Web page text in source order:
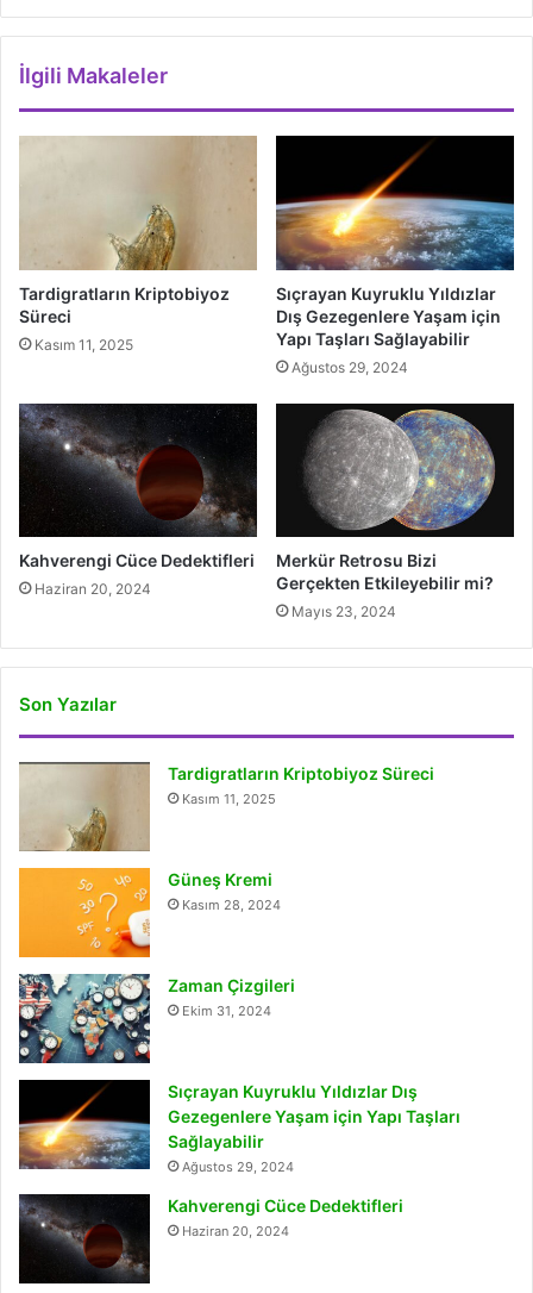
İlgili Makaleler
Tardigratların Kriptobiyoz
Süreci
Kasım 11, 2025
Sıçrayan Kuyruklu Yıldızlar
Dış Gezegenlere Yaşam için
Yapı Taşları Sağlayabilir
Ağustos 29, 2024
Kahverengi Cüce Dedektifleri
Haziran 20, 2024
Merkür Retrosu Bizi
Gerçekten Etkileyebilir mi?
Mayıs 23, 2024
Son Yazılar
Tardigratların Kriptobiyoz Süreci
Kasım 11, 2025
Güneş Kremi
Kasım 28, 2024
Zaman Çizgileri
Ekim 31, 2024
Sıçrayan Kuyruklu Yıldızlar Dış
Gezegenlere Yaşam için Yapı Taşları
Sağlayabilir
Ağustos 29, 2024
Kahverengi Cüce Dedektifleri
Haziran 20, 2024